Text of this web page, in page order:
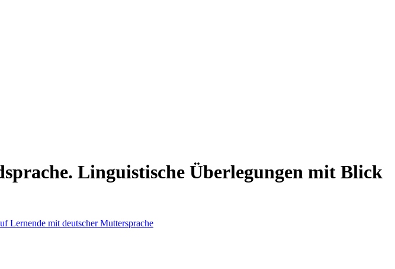
Linguistische Überlegungen mit Blick